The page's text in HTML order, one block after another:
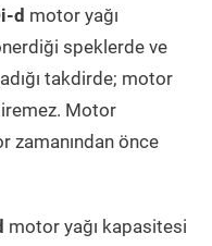
d motor yağı
speklerde ve
takdirde; motor
Motor
zamanından önce
motor yağı kapasitesi